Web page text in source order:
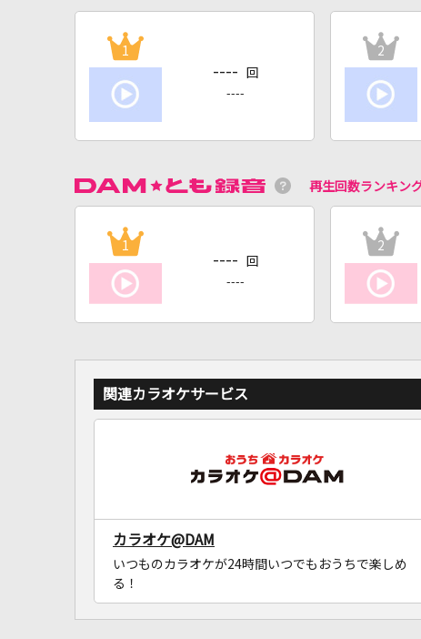
1
---- 回
----
2
再生回数ランキン
1
---- 回
----
2
関連カラオケサービス
カラオケ@DAM
いつものカラオケが24時間いつでもおうちで楽しめ
る！